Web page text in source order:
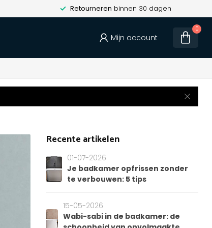
Retourneren binnen 30 dagen
Mijn account
0
Recente artikelen
01-07-2026
Je badkamer opfrissen zonder
te verbouwen: 5 tips
15-05-2026
Wabi-sabi in de badkamer: de